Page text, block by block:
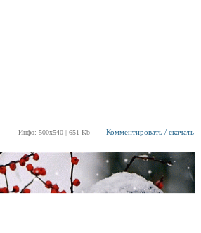
Инфо: 500х540 | 651 Kb Комментировать / скачать